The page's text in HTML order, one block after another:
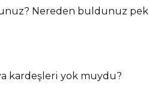
Nereden buldunuz
kardeşleri yok muydu?